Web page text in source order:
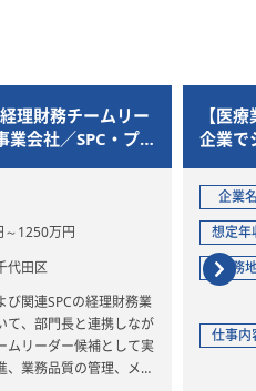
理財務チームリー
業会社／SPC・プ
～1250万円
代田区
び関連SPCの経理財務業
て、部門長と連携しなが
ムリーダー候補として実
、業務品質の管理、メン
【医
企業で
企業
想定年
勤務
仕事内